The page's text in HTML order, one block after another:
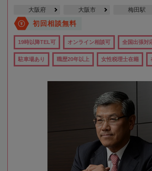
大阪府 大阪市 梅田駅
初回相談無料
19時以降TEL可 オンライン相談可 全国出張対
駐車場あり 職歴20年以上 女性税理士在籍